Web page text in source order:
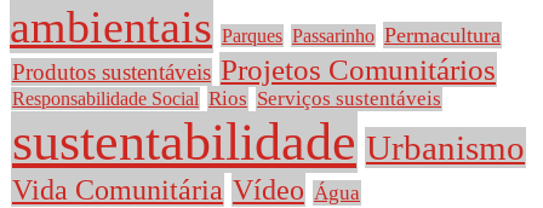
ambientais Parques Passarinho Permacultura
Produtos sustentáveis Projetos Comunitários
Responsabilidade Social Rios Serviços sustentáveis
sustentabilidade Urbanismo
Vida Comunitária Vídeo Água